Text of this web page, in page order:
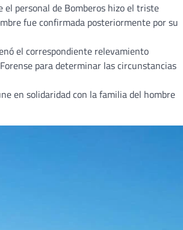
personal de Bomberos hizo el triste
fue confirmada posteriormente por su
el correspondiente relevamiento
para determinar las circunstancias
en solidaridad con la familia del hombre